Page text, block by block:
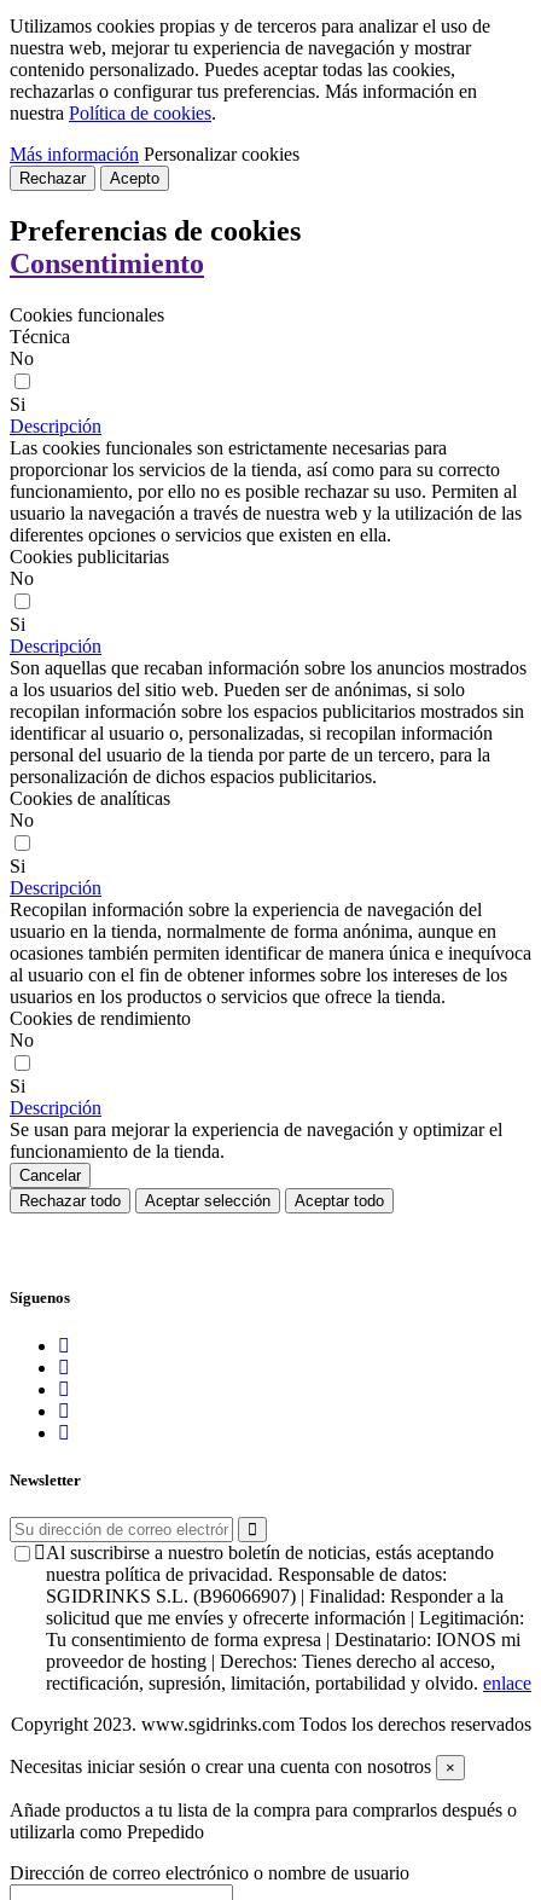
Utilizamos cookies propias y de terceros para analizar el uso de
nuestra web, mejorar tu experiencia de navegación y mostrar
contenido personalizado. Puedes aceptar todas las cookies,
rechazarlas o configurar tus preferencias. Más información en
nuestra Política de cookies.
Más información Personalizar cookies
Rechazar Acepto
Preferencias de cookies
Consentimiento
Cookies funcionales
Técnica
No
Si
Descripción
Las cookies funcionales son estrictamente necesarias para
proporcionar los servicios de la tienda, así como para su correcto
funcionamiento, por ello no es posible rechazar su uso. Permiten al
usuario la navegación a través de nuestra web y la utilización de las
diferentes opciones o servicios que existen en ella.
Cookies publicitarias
No
Si
Descripción
Son aquellas que recaban información sobre los anuncios mostrados
a los usuarios del sitio web. Pueden ser de anónimas, si solo
recopilan información sobre los espacios publicitarios mostrados sin
identificar al usuario o, personalizadas, si recopilan información
personal del usuario de la tienda por parte de un tercero, para la
personalización de dichos espacios publicitarios.
Cookies de analíticas
No
Si
Descripción
Recopilan información sobre la experiencia de navegación del
usuario en la tienda, normalmente de forma anónima, aunque en
ocasiones también permiten identificar de manera única e inequívoca
al usuario con el fin de obtener informes sobre los intereses de los
usuarios en los productos o servicios que ofrece la tienda.
Cookies de rendimiento
No
Si
Descripción
Se usan para mejorar la experiencia de navegación y optimizar el
funcionamiento de la tienda.
Cancelar
Rechazar todo
Aceptar selección Aceptar todo
Síguenos
Newsletter
Al suscribirse a nuestro boletín de noticias, estás aceptando
nuestra política de privacidad. Responsable de datos:
SGIDRINKS S.L. (B96066907) | Finalidad: Responder a la
solicitud que me envíes y ofrecerte información | Legitimación:
Tu consentimiento de forma expresa | Destinatario: IONOS mi
proveedor de hosting | Derechos: Tienes derecho al acceso,
rectificación, supresión, limitación, portabilidad y olvido. enlace
Copyright 2023. www.sgidrinks.com Todos los derechos reservados
Necesitas iniciar sesión o crear una cuenta con nosotros ×
Añade productos a tu lista de la compra para comprarlos después o
utilizarla como Prepedido
Dirección de correo electrónico o nombre de usuario